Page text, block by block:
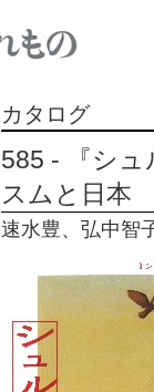
カタログ
585 - 『シ
スムと日本
速水豊、弘中智